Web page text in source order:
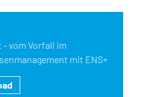
vom Vorfall im
mit ENS+